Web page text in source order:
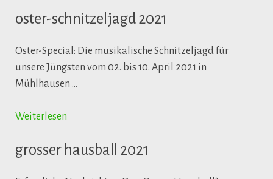
oster-schnitzeljagd 2021
Oster-Special: Die musikalische Schnitzeljagd für
unsere Jüngsten vom 02. bis 10. April 2021 in
Mühlhausen …
Weiterlesen
grosser hausball 2021